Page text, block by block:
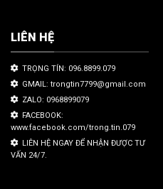
LIÊN HỆ
TRỌNG TÍN: 096.8899.079
GMAIL: trongtin7799@gmail.com
ZALO: 0968899079
FACEBOOK:
www.facebook.com/trong.tin.079
LIÊN HỆ NGAY ĐỂ NHẬN ĐƯỢC TƯ
VẤN 24/7.